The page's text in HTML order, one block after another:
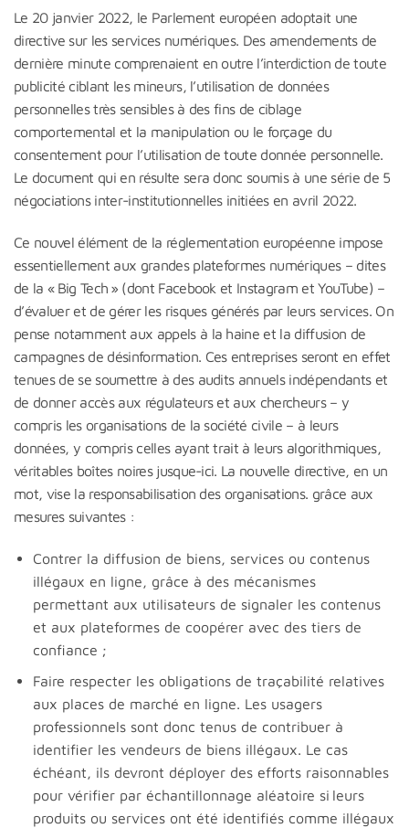
Le 20 janvier 2022, le Parlement européen adoptait une
directive sur les services numériques. Des amendements de
dernière minute comprenaient en outre l’interdiction de toute
publicité ciblant les mineurs, l’utilisation de données
personnelles très sensibles à des fins de ciblage
comportemental et la manipulation ou le forçage du
consentement pour l’utilisation de toute donnée personnelle.
Le document qui en résulte sera donc soumis à une série de 5
négociations inter-institutionnelles initiées en avril 2022.
Ce nouvel élément de la réglementation européenne impose
essentiellement aux grandes plateformes numériques – dites
de la « Big Tech » (dont Facebook et Instagram et YouTube) –
d’évaluer et de gérer les risques générés par leurs services. On
pense notamment aux appels à la haine et la diffusion de
campagnes de désinformation. Ces entreprises seront en effet
tenues de se soumettre à des audits annuels indépendants et
de donner accès aux régulateurs et aux chercheurs – y
compris les organisations de la société civile – à leurs
données, y compris celles ayant trait à leurs algorithmiques,
véritables boîtes noires jusque-ici. La nouvelle directive, en un
mot, vise la responsabilisation des organisations. grâce aux
mesures suivantes :
Contrer la diffusion de biens, services ou contenus
illégaux en ligne, grâce à des mécanismes
permettant aux utilisateurs de signaler les contenus
et aux plateformes de coopérer avec des tiers de
confiance ;
Faire respecter les obligations de traçabilité relatives
aux places de marché en ligne. Les usagers
professionnels sont donc tenus de contribuer à
identifier les vendeurs de biens illégaux. Le cas
échéant, ils devront déployer des efforts raisonnables
pour vérifier par échantillonnage aléatoire si leurs
produits ou services ont été identifiés comme illégaux